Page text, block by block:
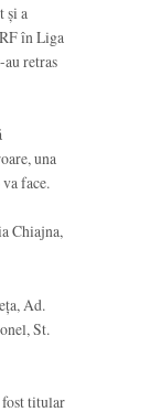
și a
în Liga
retras
una
face.
Chiajna,
Ad.
St.
titular